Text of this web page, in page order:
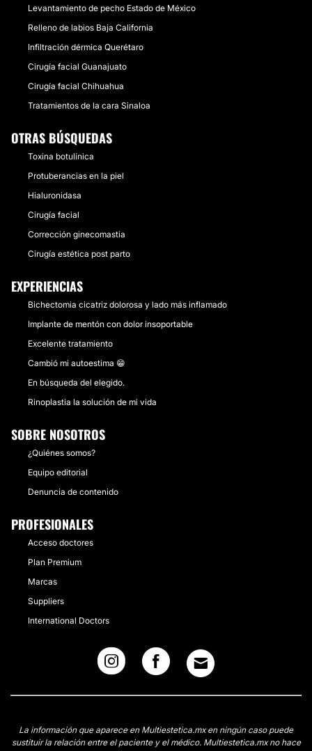
Levantamiento de pecho Estado de México
Relleno de labios Baja California
Infiltración dérmica Querétaro
Cirugía facial Guanajuato
Cirugía facial Chihuahua
Tratamientos de la cara Sinaloa
OTRAS BÚSQUEDAS
Toxina botulínica
Protuberancias en la piel
Hialuronidasa
Cirugía facial
Corrección ginecomastia
Cirugía estética post parto
EXPERIENCIAS
Bichectomia cicatriz dolorosa y lado más inflamado
Implante de mentón con dolor insoportable
Excelente tratamiento
Cambió mi autoestima 😁
En búsqueda del elegido.
Rinoplastia la solución de mi vida
SOBRE NOSOTROS
¿Quiénes somos?
Equipo editorial
Denuncia de contenido
PROFESIONALES
Acceso doctores
Plan Premium
Marcas
Suppliers
International Doctors
La información que aparece en Multiestetica.mx en ningún caso puede
sustituir la relación entre el paciente y el médico. Multiestetica.mx no hace